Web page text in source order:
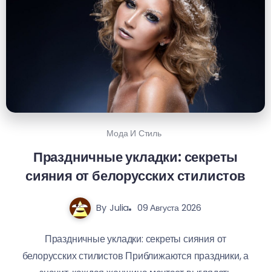
Мода И Стиль
Праздничные укладки: секреты
сияния от белорусских стилистов
By Julia 09 Августа 2026
Праздничные укладки: секреты сияния от
белорусских стилистов Приближаются праздники, а